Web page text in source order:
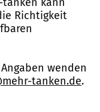
Richtigkeit
wenden
tanken.de.